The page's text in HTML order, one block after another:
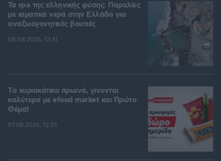
Τα spa της ελληνικής φύσης: Παραλίες
με ιαματικά νερά στην Ελλάδα για
αναζωογονητικές βουτιές
08.08.2026, 13:41
Tα κυριακάτικα πρωινά, γίνονται
καλύτερα με efood market και Πρώτο
Θέμα!
07.08.2026, 12:25